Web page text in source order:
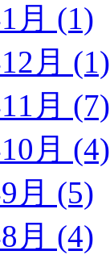
月 (1)
月 (1)
月 (7)
月 (4)
月 (5)
月 (4)